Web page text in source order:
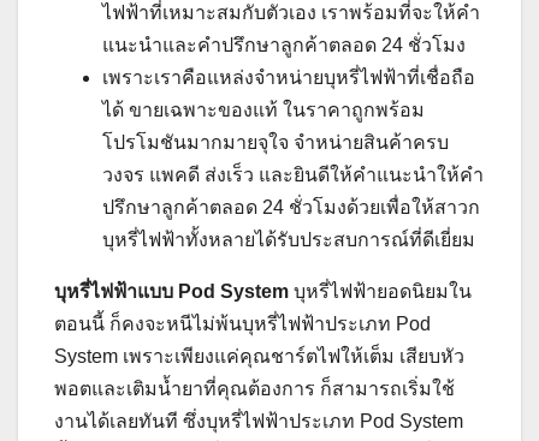
ไฟฟ้าที่เหมาะสมกับตัวเอง เราพร้อมที่จะให้คำ
แนะนำและคำปรึกษาลูกค้าตลอด 24 ชั่วโมง
เพราะเราคือแหล่งจำหน่ายบุหรี่ไฟฟ้าที่เชื่อถือ
ได้ ขายเฉพาะของแท้ ในราคาถูกพร้อม
โปรโมชันมากมายจุใจ จำหน่ายสินค้าครบ
วงจร แพคดี ส่งเร็ว และยินดีให้คำแนะนำให้คำ
ปรึกษาลูกค้าตลอด 24 ชั่วโมงด้วยเพื่อให้สาวก
บุหรี่ไฟฟ้าทั้งหลายได้รับประสบการณ์ที่ดีเยี่ยม
บุหรี่ไฟฟ้าแบบ Pod System บุหรี่ไฟฟ้ายอดนิยมใน
ตอนนี้ ก็คงจะหนีไม่พ้นบุหรี่ไฟฟ้าประเภท Pod
System เพราะเพียงแค่คุณชาร์ตไฟให้เต็ม เสียบหัว
พอตและเติมน้ำยาที่คุณต้องการ ก็สามารถเริ่มใช้
งานได้เลยทันที ซึ่งบุหรี่ไฟฟ้าประเภท Pod System